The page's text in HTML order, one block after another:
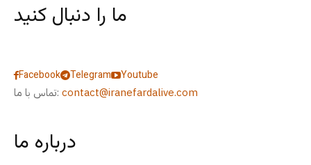
ما را دنبال کنید
Facebook Telegram
Youtube
تماس با ما: contact@iranefardalive.com
درباره ما